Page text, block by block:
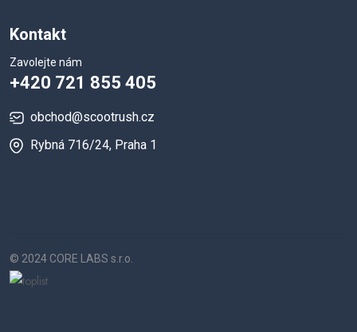
Kontakt
Zavolejte nám
+420 721 855 405
obchod@scootrush.cz
Rybná 716/24, Praha 1
© 2024 CORE LABS s.r.o.